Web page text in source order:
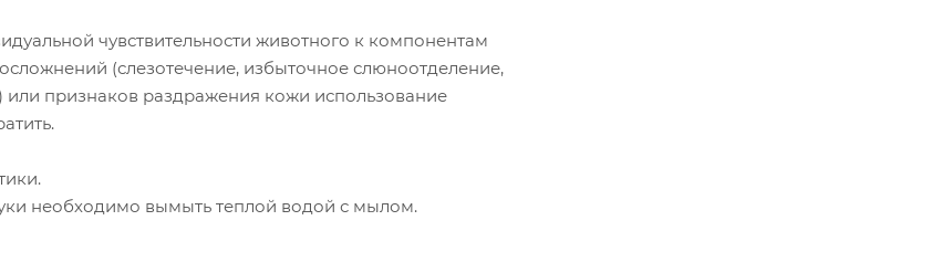
чувствительности животного к компонентам
(слезотечение, избыточное слюноотделение,
признаков раздражения кожи использование
необходимо вымыть теплой водой с мылом.